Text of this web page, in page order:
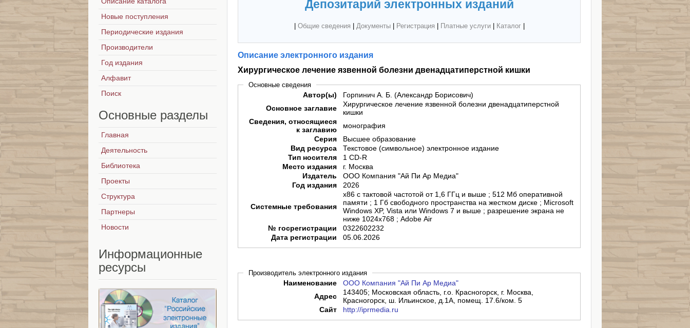
Депозитарий электронных изданий
Общие сведения Документы| Регистрация Платные услуги| Каталог|
Описание электронного издания
Хирургическое лечение язвенной болезни двенадцатиперстной кишки
Основные сведения
Автор(ы)
Горпинич А. Б. (Александр Борисович)
Основное заглавие
Хирургическое лечение язвенной болезни двенадцатиперстной
кишки
Сведения, относящиеся
к заглавию
монография
Серия
Высшее образование
Вид ресурса
Текстовое (символьное) электронное издание
Тип носителя
1 CD-R
Место издания
г. Москва
Издатель
ООО Компания "Ай Пи Ар Медиа"
Год издания
2026
Системные требования
х86 с тактовой частотой от 1,6 ГГц и выше ; 512 Мб оперативной
памяти ; 1 Гб свободного пространства на жестком диске ; Microsoft
Windows XP, Vista или Windows 7 и выше ; разрешение экрана не
ниже 1024х768 ; Adobe Air
№ госрегистрации
0322602232
Дата регистрации
05.06.2026
Производитель электронного издания
Наименование
ООО Компания "Ай Пи Ар Медиа"
Адрес
143405; Московская область, г.о. Красногорск, г. Москва,
Красногорск, ш. Ильинское, д.1А, помещ. 17.6/ком. 5
Сайт
http://iprmedia.ru
Новые поступления
Периодические издания
Производители
Год издания
Алфавит
Поиск
Основные разделы
Главная
Деятельность
Библиотека
Проекты
Структура
Партнеры
Новости
Информационные
ресурсы